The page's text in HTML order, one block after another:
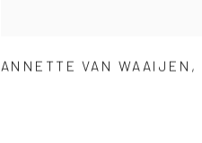
ANNETTE VAN WAAIJEN ,